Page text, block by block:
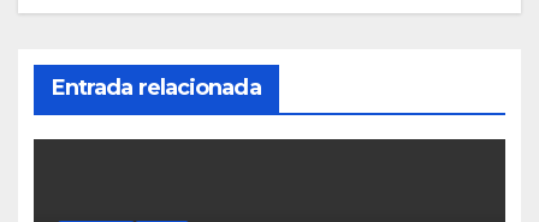
Entrada relacionada